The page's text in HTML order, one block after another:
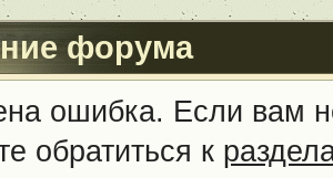
форума
ошибка. Если вам
обратиться к